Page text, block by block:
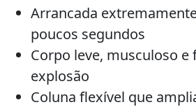
Arrancada
poucos segundos
Corpo leve, musculoso e
explosão
Coluna flexível que